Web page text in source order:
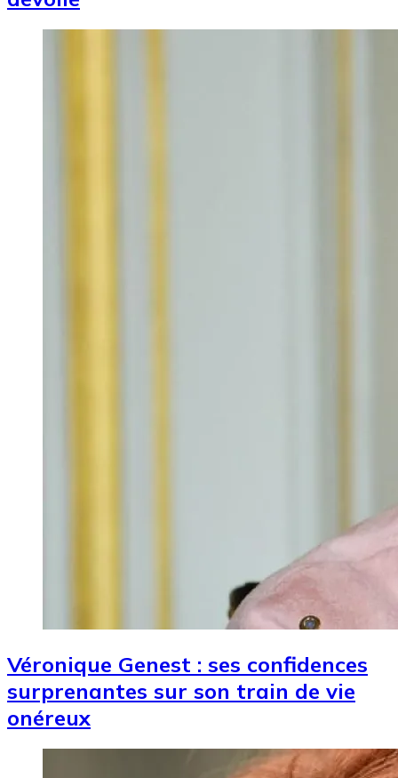
Véronique Genest : ses confidences
surprenantes sur son train de vie
onéreux